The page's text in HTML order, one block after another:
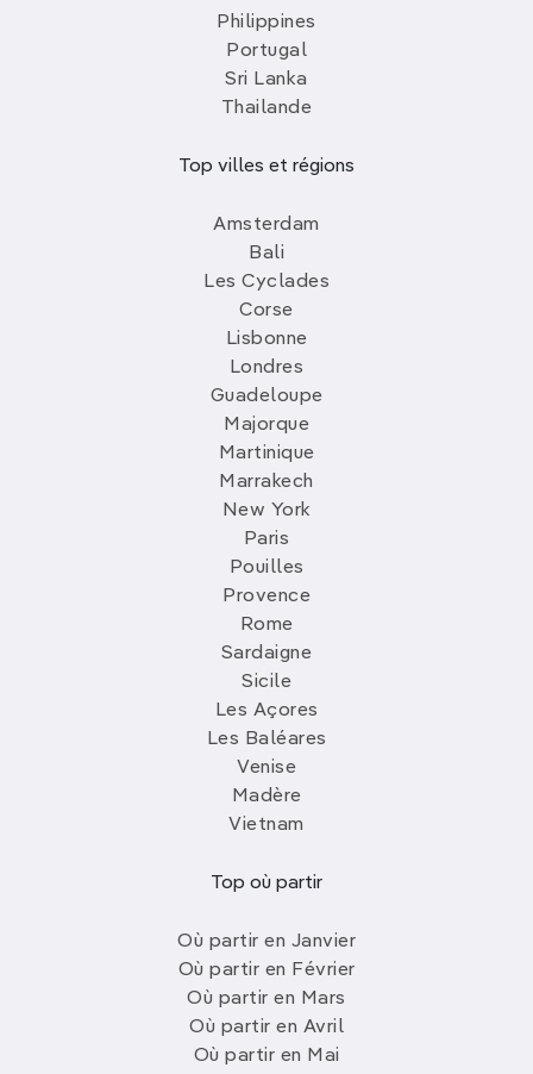
Philippines
Portugal
Sri Lanka
Thailande
Top villes et régions
Amsterdam
Bali
Les Cyclades
Corse
Lisbonne
Londres
Guadeloupe
Majorque
Martinique
Marrakech
New York
Paris
Pouilles
Provence
Rome
Sardaigne
Sicile
Les Açores
Les Baléares
Venise
Madère
Vietnam
Top où partir
Où partir en Janvier
Où partir en Février
Où partir en Mars
Où partir en Avril
Où partir en Mai